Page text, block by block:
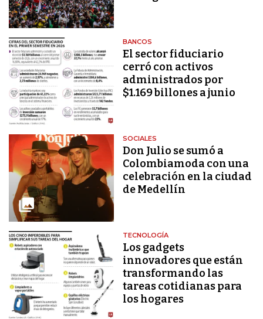
BANCOS
El sector fiduciario
cerró con activos
administrados por
$1.169 billones a junio
SOCIALES
Don Julio se sumó a
Colombiamoda con una
celebración en la ciudad
de Medellín
TECNOLOGÍA
Los gadgets
innovadores que están
transformando las
tareas cotidianas para
los hogares